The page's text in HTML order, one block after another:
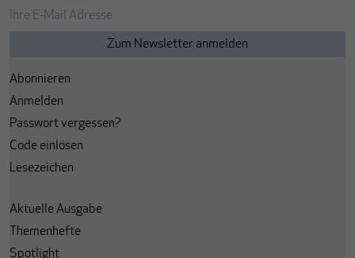
Abonnieren
Anmelden
Passwort vergessen?
Code einlösen
Lesezeichen
Aktuelle Ausgabe
Themenhefte
Spotlight